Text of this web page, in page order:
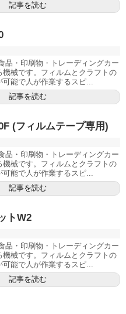
記事を読む
品・印刷物・トレーディングカー
機械です。フィルムとクラフトの
可能で人が作業するスピ...
記事を読む
(フィルムテープ専用)
品・印刷物・トレーディングカー
機械です。フィルムとクラフトの
可能で人が作業するスピ...
記事を読む
トW2
品・印刷物・トレーディングカー
機械です。フィルムとクラフトの
可能で人が作業するスピ...
記事を読む